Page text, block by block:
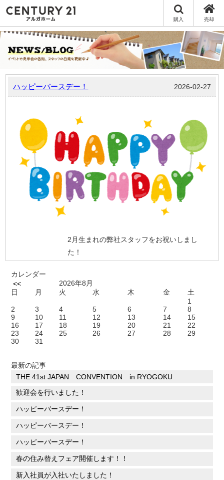
購入 売却
ハッピーバースデー！ 2026-02-27
2月生まれの弊社スタッフをお祝いしまし
た！
カレンダー
<<
2026年8月
日
月 火 水 木 金
土
1
2
3 4 5 6 7
8
9
10 11 12 13 14
15
16
17 18 19 20 21
22
23
24 25 26 27 28
29
30
31
最新の記事
THE 41st JAPAN CONVENTION in RYOGOKU
歓迎会を行いました！
ハッピーバースデー！
ハッピーバースデー！
ハッピーバースデー！
春の住み替えフェア開催します！！
新入社員が入社いたしました！